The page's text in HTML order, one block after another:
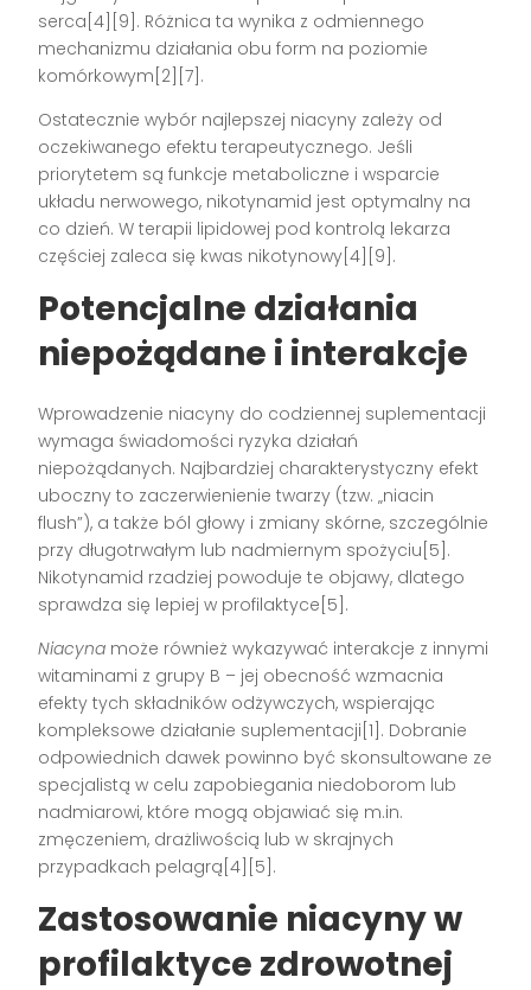
serca[4][9]. Różnica ta wynika z odmiennego
mechanizmu działania obu form na poziomie
komórkowym[2][7].
Ostatecznie wybór najlepszej niacyny zależy od
oczekiwanego efektu terapeutycznego. Jeśli
priorytetem są funkcje metaboliczne i wsparcie
układu nerwowego, nikotynamid jest optymalny na
co dzień. W terapii lipidowej pod kontrolą lekarza
częściej zaleca się kwas nikotynowy[4][9].
Potencjalne działania
niepożądane i interakcje
Wprowadzenie niacyny do codziennej suplementacji
wymaga świadomości ryzyka działań
niepożądanych. Najbardziej charakterystyczny efekt
uboczny to zaczerwienienie twarzy (tzw. „niacin
flush”), a także ból głowy i zmiany skórne, szczególnie
przy długotrwałym lub nadmiernym spożyciu[5].
Nikotynamid rzadziej powoduje te objawy, dlatego
sprawdza się lepiej w profilaktyce[5].
Niacyna może również wykazywać interakcje z innymi
witaminami z grupy B – jej obecność wzmacnia
efekty tych składników odżywczych, wspierając
kompleksowe działanie suplementacji[1]. Dobranie
odpowiednich dawek powinno być skonsultowane ze
specjalistą w celu zapobiegania niedoborom lub
nadmiarowi, które mogą objawiać się m.in.
zmęczeniem, drażliwością lub w skrajnych
przypadkach pelagrą[4][5].
Zastosowanie niacyny w
profilaktyce zdrowotnej